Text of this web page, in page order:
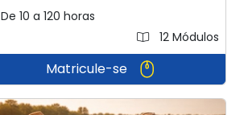
De 10 a 120 horas
12 Módulos
Matricule-se